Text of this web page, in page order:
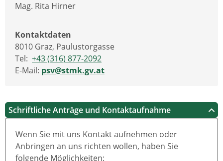
Mag. Rita Hirner
Kontaktdaten
8010 Graz, Paulustorgasse
Tel: +43 (316) 877-2092
E-Mail: psv@stmk.gv.at
Schriftliche Anträge und Kontaktaufnahme
Wenn Sie mit uns Kontakt aufnehmen oder
Anbringen an uns richten wollen, haben Sie
folgende Möglichkeiten: